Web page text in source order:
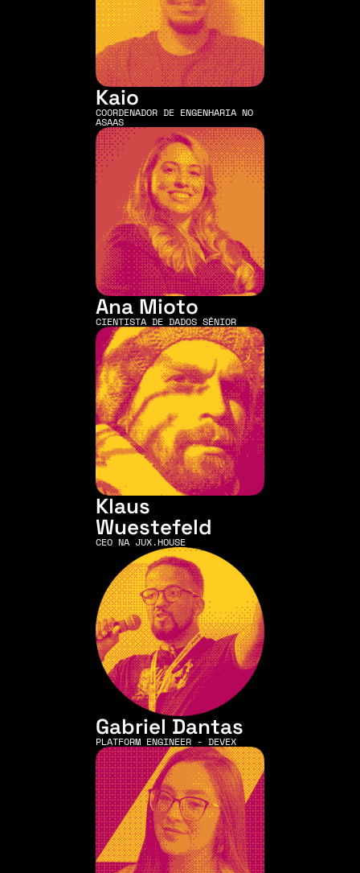
Kaio
COORDENADOR DE ENGENHARIA NO
ASAAS
Ana Mioto
CIENTISTA DE DADOS SÊNIOR
Klaus
Wuestefeld
CEO NA JUX.HOUSE
Gabriel Dantas
PLATFORM ENGINEER - DEVEX